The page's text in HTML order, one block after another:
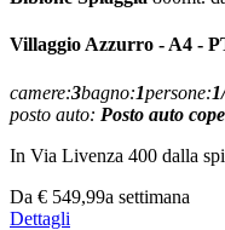
Villaggio Azzurro - A4 -
camere:3bagno:1persone:
posto auto: Posto auto
In Via Livenza 400 dalla
Da € 549,99a settimana
Dettagli